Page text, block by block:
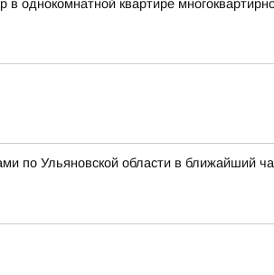
однокомнатной квартире
по Ульяновской области в ближайший